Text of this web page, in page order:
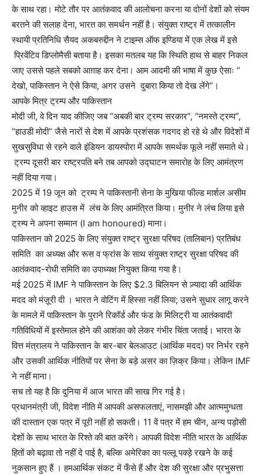
के साथ रहा। मोटे तौर पर आतंकवाद की आलोचना करना या दोनों देशों को संयम
बरतने की सलाह देना, भारत का समर्थन नहीं है। संयुक्त राष्ट्र में तत्कालीन
स्थायी प्रतिनिधि सैयद अकबरुद्दीन ने टाइम्स ऑफ इण्डिया में एक लेख में इसे
प्रिवेंटिव डिप्लोमैसी बताया है। इसका मतलब यह कि स्थिति हाथ से बाहर निकल
जाए उससे पहले सबको आग़ाह कर देना। आम आदमी की भाषा में कुछ ऐसाः “
देखो, पाकिस्तान ने ऐसे किया, अगर उसने दुबारा किया तो देख लेंगे”।
आपके मित्र ट्रम्प और पाकिस्तान
मोदी जी, वे दिन याद कीजिए जब “अबकी बार ट्रम्प सरकार”, “नमस्ते ट्रम्प”,
“हाउडी मोदी” जैसे नारों से देश में आपके प्रशंसक गदगद हो रहे थे और विदेशों में
सुखसुविधा से रहने वाले इंडियन डायस्पोरा में आपके समर्थक फूले नहीं समाते थे।
ट्रम्प दूसरी बार राष्ट्रपति बने तब आपको उद्घाटन समारोह के लिए आमंत्रण
नहीं दिया गया।
2025 में 19 जून को ट्रम्प ने पाकिस्तानी सेना के मुखिया फील्ड मार्शल असीम
मुनीर को व्हाइट हाउस में लंच के लिए आमंत्रित किया। मुनीर ने लंच लिया इसे
ट्रम्प ने अपना सम्मान (I am honoured) माना।
पाकिस्तान को 2025 के लिए संयुक्त राष्ट्र सुरक्षा परिषद (तालिबान) प्रतिबंध
समिति का अध्यक्ष और रूस व फ्रांस के साथ संयुक्त राष्ट्र सुरक्षा परिषद की
आतंकवाद-रोधी समिति का उपाध्यक्ष नियुक्त किया गया है।
मई 2025 में IMF ने पाकिस्तान के लिए $2.3 बिलियन से ज़्यादा की आर्थिक
मदद को मंज़ूरी दी । भारत ने वोटिंग में हिस्सा नहीं लिया; उसने सुधार लागू करने
के मामले में पाकिस्तान के पुराने रिकॉर्ड और फंड के मिलिट्री या आतंकवादी
गतिविधियों में इस्तेमाल होने की आशंका को लेकर गंभीर चिंता जताई। भारत के
वित्त मंत्रालय ने पाकिस्तान के बार-बार बेलआउट (आर्थिक मदद) पर निर्भर रहने
और उसकी आर्थिक नीतियों पर सेना के बड़े असर का ज़िक्र किया। लेकिन IMF
ने नहीं माना।
सच तो यह है कि दुनिया में आज भारत की साख गिर गई है।
प्रधानमंत्री जी, विदेश नीति में आपकी असफलताएं, नासमझी और आत्ममुग्धता
की दास्तान एक पत्र में पूरी नहीं हो सकती। 11 वें पत्र में हम चीन, अन्य पड़ोसी
देशों के साथ भारत के रिश्ते की बात करेंगे। आपकी विदेश नीति भारत के आर्थिक
हितों को बढ़ावा तो नहीं दे पाई है, बल्कि अमेरिका का पल्लू पक्ड़े रखने के कई
नुकसान हुए हैं । हमआर्थिक संकट में फँसे हैं और देश की सुरक्षा और प्रभुसत्ता